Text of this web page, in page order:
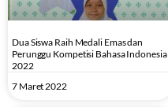
Dua Siswa Raih Medali Emas dan
Perunggu Kompetisi Bahasa Indonesia
2022
7 Maret 2022